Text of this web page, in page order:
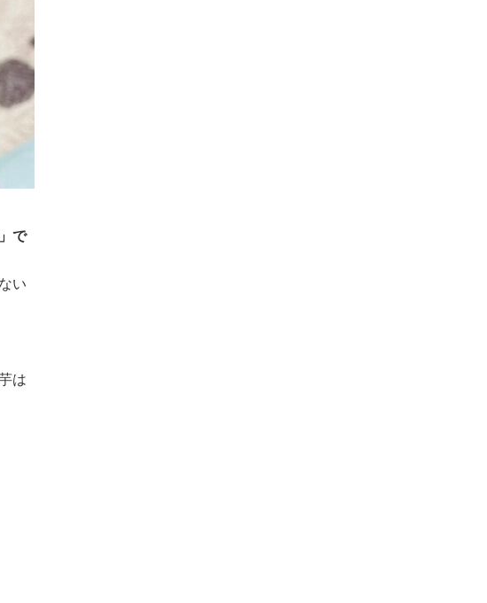
で
い
は